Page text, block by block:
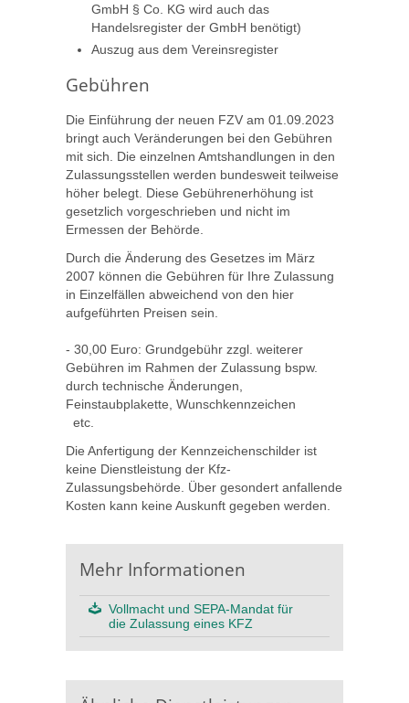
GmbH § Co. KG wird auch das
Handelsregister der GmbH benötigt)
Auszug aus dem Vereinsregister
Gebühren
Die Einführung der neuen FZV am 01.09.2023
bringt auch Veränderungen bei den Gebühren
mit sich. Die einzelnen Amtshandlungen in den
Zulassungsstellen werden bundesweit teilweise
höher belegt. Diese Gebührenerhöhung ist
gesetzlich vorgeschrieben und nicht im
Ermessen der Behörde.
Durch die Änderung des Gesetzes im März
2007 können die Gebühren für Ihre Zulassung
in Einzelfällen abweichend von den hier
aufgeführten Preisen sein.
- 30,00 Euro: Grundgebühr zzgl. weiterer
Gebühren im Rahmen der Zulassung bspw.
durch technische Änderungen,
Feinstaubplakette, Wunschkennzeichen
etc.
Die Anfertigung der Kennzeichenschilder ist
keine Dienstleistung der Kfz-
Zulassungsbehörde. Über gesondert anfallende
Kosten kann keine Auskunft gegeben werden.
Mehr Informationen
Vollmacht und SEPA-Mandat für
die Zulassung eines KFZ